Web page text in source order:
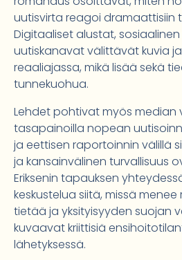
uutisvirta reagoi dramaattisiin
Digitaaliset alustat,
uutiskanavat välittävät kuvia
reaaliajassa, mikä lisää sekä
tunnekuohua.
Lehdet pohtivat myös median
tasapainoilla nopean
ja eettisen raportoinnin välillä
ja kansainvälinen turvallisuus
Eriksenin tapauksen
keskustelua siitä, missä
tietää ja yksityisyyden suojan
kuvaavat kriittisiä
lähetyksessä.